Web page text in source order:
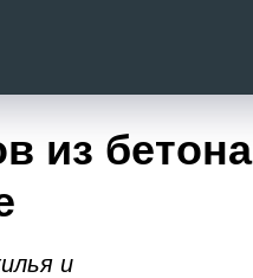
из бетона
и